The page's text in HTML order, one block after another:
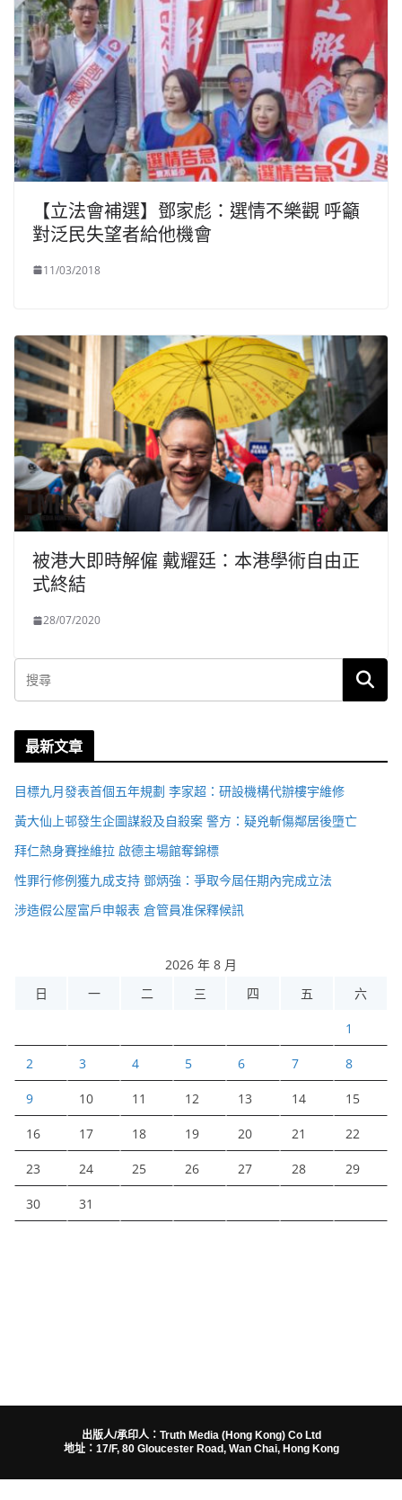
【立法會補選】鄧家彪：選情不樂觀 呼籲
對泛民失望者給他機會
11/03/2018
被港大即時解僱 戴耀廷：本港學術自由正
式終結
28/07/2020
最新文章
目標九月發表首個五年規劃 李家超：研設機構代辦樓宇維修
黃大仙上邨發生企圖謀殺及自殺案 警方：疑兇斬傷鄰居後墮亡
拜仁熱身賽挫維拉 啟德主場館奪錦標
性罪行修例獲九成支持 鄧炳強：爭取今屆任期內完成立法
涉造假公屋富戶申報表 倉管員准保釋候訊
2026 年 8 月
日
一 二 三 四 五 六
1
2 3 4 5 6 7 8
9 10 11 12 13 14 15
16 17 18 19 20 21 22
23 24 25 26 27 28 29
30 31
出版人/承印人：Truth Media (Hong Kong) Co Ltd
地址：17/F, 80 Gloucester Road, Wan Chai, Hong Kong